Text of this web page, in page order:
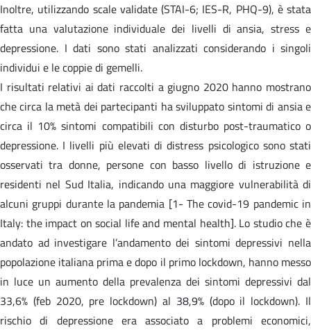
Inoltre, utilizzando scale validate (STAI-6; IES-R, PHQ-9), è stata
fatta una valutazione individuale dei livelli di ansia, stress e
depressione. I dati sono stati analizzati considerando i singoli
individui e le coppie di gemelli.
I risultati relativi ai dati raccolti a giugno 2020 hanno mostrano
che circa la metà dei partecipanti ha sviluppato sintomi di ansia e
circa il 10% sintomi compatibili con disturbo post-traumatico o
depressione. I livelli più elevati di distress psicologico sono stati
osservati tra donne, persone con basso livello di istruzione e
residenti nel Sud Italia, indicando una maggiore vulnerabilità di
alcuni gruppi durante la pandemia [1- The covid-19 pandemic in
Italy: the impact on social life and mental health]. Lo studio che è
andato ad investigare l’andamento dei sintomi depressivi nella
popolazione italiana prima e dopo il primo lockdown, hanno messo
in luce un aumento della prevalenza dei sintomi depressivi dal
33,6% (feb 2020, pre lockdown) al 38,9% (dopo il lockdown). Il
rischio di depressione era associato a problemi economici,